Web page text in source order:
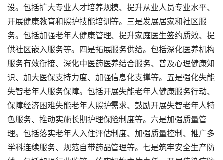
设。包括扩大专业人才培养规模、提升从业人员专业水平、
开展健康教育和照护技能培训等。三是发展居家和社区服
务。包括加强老年人健康管理、提升家庭医生签约质效、提
供社区嵌入服务等。四是拓展服务供给。包括深化医养机构
服务有效衔接、深化中医药医养结合服务、普及心理健康知
识、加大医保支持力度、加强信息化支撑等。五是强化失能
失智老年人服务保障。包括开展失能老年人健康服务行动、
保障经济困难失能老年人照护需求、鼓励开展失智老年人特
色服务、推动实施长期护理保险制度等。六是加强质量管
理。包括落实老年人入住评估制度、加强质量控制、推广多
学科连续服务、规范自带药品管理等。七是筑牢安全生产防